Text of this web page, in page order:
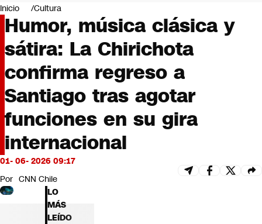
Negocios
Deportes
Programas completos
Cultura
Servicios
Bits
CNN tiempo
Futuro 360
Opinión
Inicio Cultura
Humor, música clásica y
sátira: La Chirichota
confirma regreso a
Santiago tras agotar
funciones en su gira
internacional
01- 06- 2026 09:17
Por CNN Chile
LO
MÁS
LEÍDO